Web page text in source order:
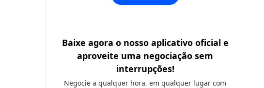
Baixe agora o nosso aplicativo oficial e
aproveite uma negociação sem
interrupções!
Negocie a qualquer hora, em qualquer lugar com